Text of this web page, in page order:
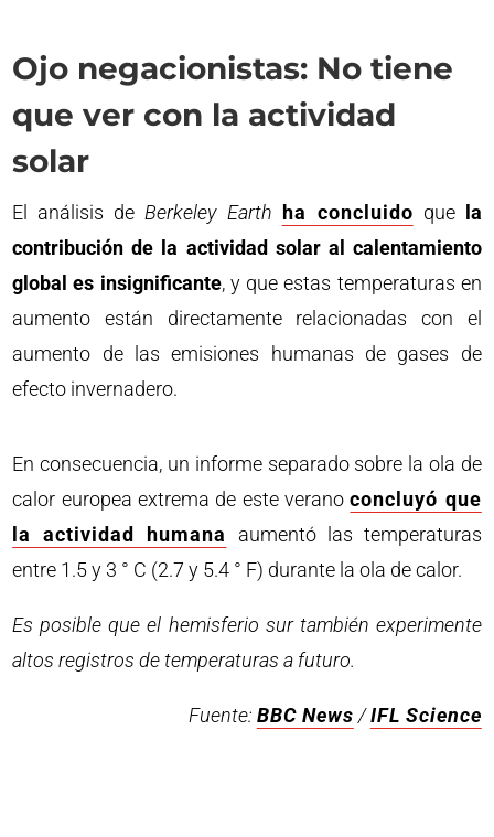
Ojo negacionistas: No tiene
que ver con la actividad
solar
El análisis de Berkeley Earth ha concluido que
la
contribución de la actividad solar al calentamiento
global es insignificante, y que estas temperaturas en
aumento están directamente relacionadas con el
aumento de las emisiones humanas de gases de
efecto invernadero.
En consecuencia, un informe separado sobre la ola de
calor europea extrema de este veranoconcluyó que
la actividad humana
aumentó las temperaturas
entre 1.5 y 3 ° C (2.7 y 5.4 ° F) durante la ola de calor.
Es posible que el hemisferio sur también experimente
altos registros de temperaturas a futuro.
Fuente: BBC News /IFL Science